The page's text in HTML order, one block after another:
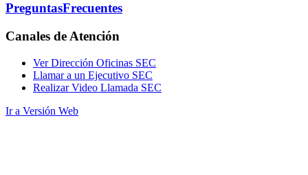
PreguntasFrecuentes
Canales de Atención
Ver Dirección Oficinas SEC
Llamar a un Ejecutivo SEC
Realizar Video Llamada SEC
Ir a Versión Web